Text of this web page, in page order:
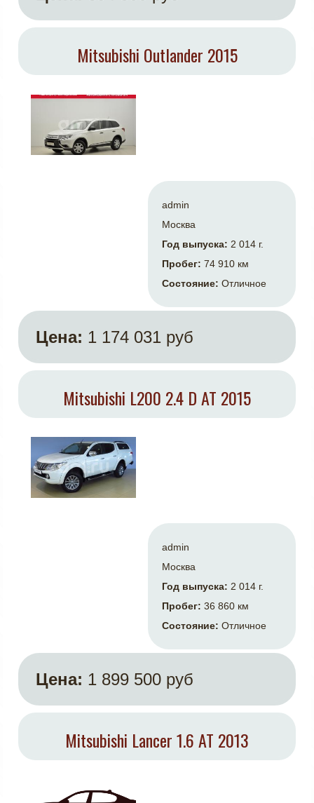
Mitsubishi Outlander 2015
admin
Москва
Год выпуска: 2 014 г.
Пробег:74 910 км
Состояние:Отличное
Цена: 1 174 031 руб
Mitsubishi L200 2.4 D AT 2015
admin
Москва
Год выпуска: 2 014 г.
Пробег:36 860 км
Состояние:Отличное
Цена: 1 899 500 руб
Mitsubishi Lancer 1.6 AT 2013